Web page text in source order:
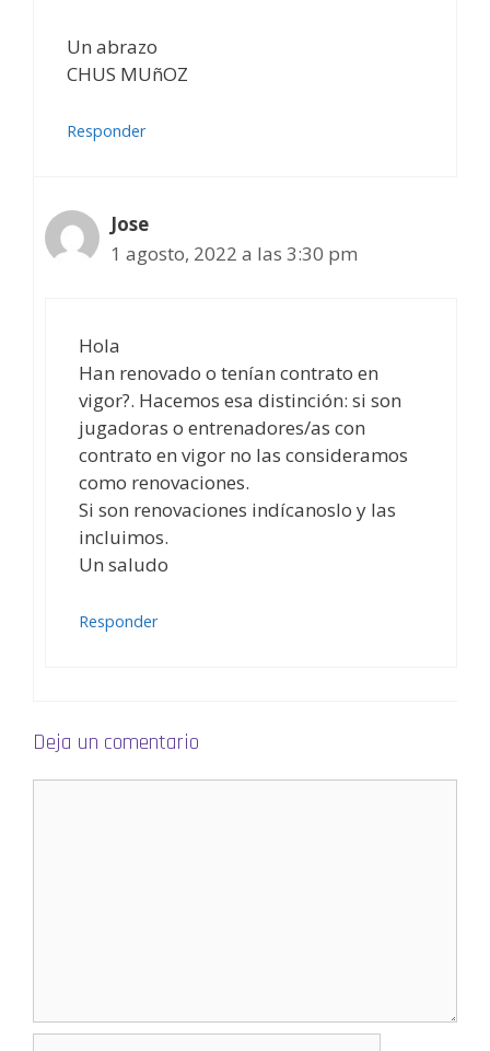
Un abrazo
CHUS MUñOZ
Responder
Jose
1 agosto, 2022 a las 3:30 pm
Hola
Han renovado o tenían contrato en
vigor?. Hacemos esa distinción: si son
jugadoras o entrenadores/as con
contrato en vigor no las consideramos
como renovaciones.
Si son renovaciones indícanoslo y las
incluimos.
Un saludo
Responder
Deja un comentario